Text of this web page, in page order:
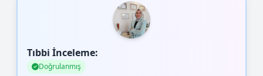
Tıbbi İnceleme:
Doğrulanmış